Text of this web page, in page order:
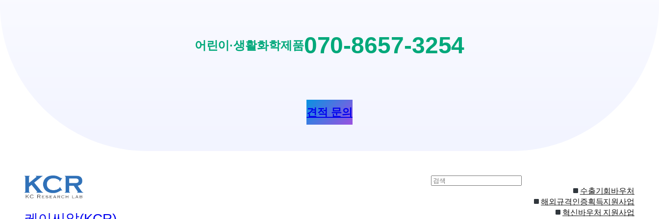
어린이·생활화학제품070-8657-3254
견적 문의
S
수출기회바우처
해외규격인증획득지원사업
혁신바우처 지원사업